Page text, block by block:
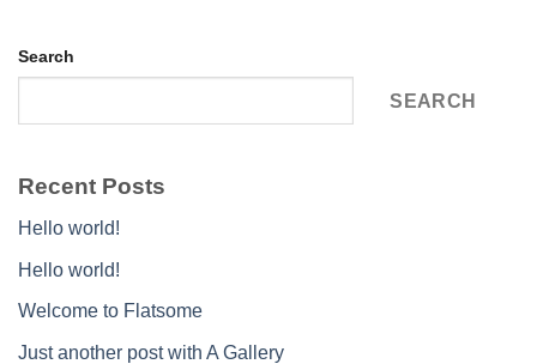
Search
SEARCH
Recent Posts
Hello world!
Hello world!
Welcome to Flatsome
Just another post with A Gallery